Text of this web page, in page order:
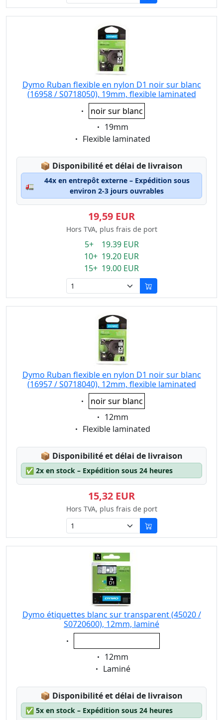
Dymo Ruban flexible en nylon D1 noir sur blanc
(16958 / S0718050), 19mm, flexible laminated
Eigenschaft:
noir sur blanc
Eigenschaft:
19mm
Eigenschaft:
Flexible laminated
📦 Lagerstatus:
Disponibilité et délai de livraison
🚛
44x en entrepôt externe – Expédition sous
environ 2-3 jours ouvrables
19,59 EUR
Hors TVA, plus frais de port
5+ 19.39 EUR
10+ 19.20 EUR
15+ 19.00 EUR
Dymo Ruban flexible en nylon D1 noir sur blanc
(16957 / S0718040), 12mm, flexible laminated
Eigenschaft:
noir sur blanc
Eigenschaft:
12mm
Eigenschaft:
Flexible laminated
📦 Lagerstatus:
Disponibilité et délai de livraison
✅ 2x en stock – Expédition sous 24 heures
15,32 EUR
Hors TVA, plus frais de port
Dymo étiquettes blanc sur transparent (45020 /
S0720600), 12mm, laminé
Eigenschaft:
Eigenschaft:
12mm
Eigenschaft:
Laminé
📦 Lagerstatus:
Disponibilité et délai de livraison
✅ 5x en stock – Expédition sous 24 heures